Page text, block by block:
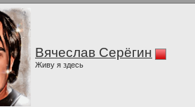
Вячеслав Серёгин
Живу я здесь